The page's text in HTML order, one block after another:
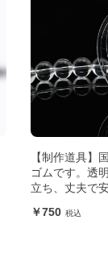
【粒売り/バ
8mm（平型・
250